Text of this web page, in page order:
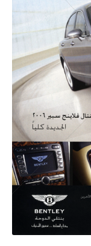
Epoche